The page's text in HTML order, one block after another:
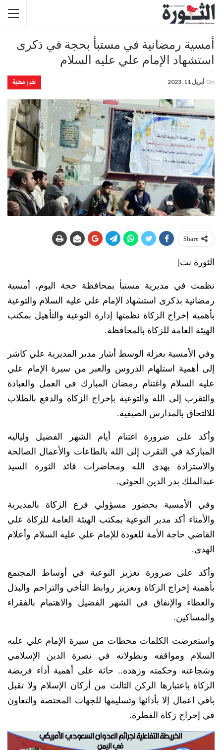
أمسية رمضانية في مستبأ بحجة في ذكرى
استشهاد الإمام علي عليه السلام
اخبار محلية On أبريل 11, 2023
Share
الثورة نت|
نظمت في مديرية مستبأ بمحافظة حجة اليوم، أمسية
رمضانية بذكرى استشهاد الإمام علي عليه السلام والتوعية
بأهمية إخراج الزكاة نظمتها إدارة التوعية والتأهيل بمكتب
الهيئة العامة للزكاة بالمحافظة.
وفي الأمسية بعزلة الوسط أشار مدير المديرية علي كاشر
إلى أهمية استلهام الدروس والعبر من سيرة الإمام علي
عليه السلام واغتنام رمضان المبارك في العمل والعبادة
والتقرب إلى الله والتوعية بإخراج الزكاة والدفع بالطلاب
للالتحاق بالمدارس الصيفية.
وأكد على ضرورة اغتنام أيام الشهر الفضيل ولياليه
المباركة في التقرب إلى الله بالطاعات والأعمال الصالحة
والاستزادة بهدى الله ومحاضرات قائد الثورة السيد
عبدالملك بدر الدين الحوثي.
وفي الأمسية بحضور مسؤولي فرع الزكاة بالمديرية
والأمناء أكد مدير التوعية بمكتب الهيئة العامة للزكاة علي
القاضي حاجة الأمة للعودة للإمام علي عليه السلام وأعلام
الهدى.
وأكد على ضرورة تعزيز التوعية في أوساط المجتمع
بأهمية إخراج الزكاة وتعزيز روابط التأخي والتراحم والبذل
والعطاء والإنفاق في الشهر الفضيل والاهتمام بالفقراء
والمساكين.
واستعرضت الكلمات محطات من سيرة الإمام علي عليه
السلام ومواقفه وبطولاته في نصرة الدين الإسلامي
وشجاعته وحكمته وزهده.. حاثة على أهمية أداء فريضة
الزكاة باعتبارها الركن الثالث من أركان الإسلام ولا تقبل
باقي اعمال إلا بأدائها وتسليمها للجهات المختصة والتعاون
في إخراج زكاة الفطرة.